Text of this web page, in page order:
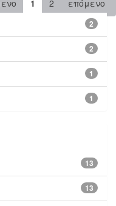
1 2 επόμενο
2
2
1
1
13
13